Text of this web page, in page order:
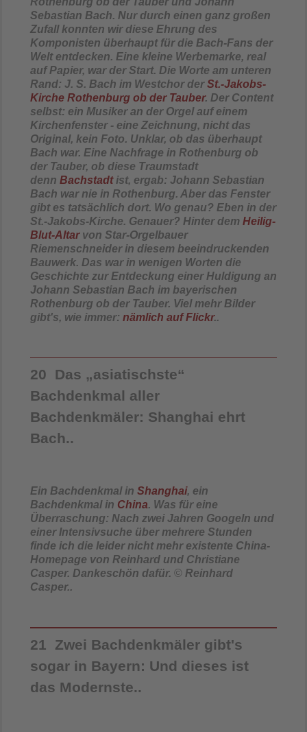
Sebastian Bach. Nur durch einen ganz großen
Zufall konnten wir diese Ehrung des
Komponisten überhaupt für die Bach-Fans der
Welt entdecken. Eine kleine Werbemarke, real
auf Papier, war der Start. Die Worte am unteren
Rand: J. S. Bach im Westchor derSt.-Jakobs-
Kirche Rothenburg ob der Tauber. Der Content
selbst: ein Musiker an der Orgel auf einem
Kirchenfenster - eine Zeichnung, nicht das
Original, kein Foto. Unklar, ob das überhaupt
Bach war. Eine Nachfrage in Rothenburg ob
der Tauber, ob diese Traumstadt
denn Bachstadt ist, ergab: Johann Sebastian
Bach war nie in Rothenburg. Aber das Fenster
gibt es tatsächlich dort. Wo genau? Eben in der
St.-Jakobs-Kirche. Genauer? Hinter dem Heilig-
Blut-Altar von Star-Orgelbauer
Riemenschneider in diesem beeindruckenden
Bauwerk. Das war in wenigen Worten die
Geschichte zur Entdeckung einer Huldigung an
Johann Sebastian Bach im bayerischen
Rothenburg ob der Tauber. Viel mehr Bilder
gibt's, wie immer: nämlich auf Flickr..
20 Das „asiatischste“
Bachdenkmal aller
Bachdenkmäler: Shanghai ehrt
Bach..
Ein Bachdenkmal in Shanghai, ein
Bachdenkmal in China. Was für eine
Überraschung: Nach zwei Jahren Googeln und
einer Intensivsuche über mehrere Stunden
finde ich die leider nicht mehr existente China-
Homepage von Reinhard und Christiane
Casper. Dankeschön dafür. © Reinhard
Casper..
21 Zwei Bachdenkmäler gibt's
sogar in Bayern: Und dieses ist
das Modernste..